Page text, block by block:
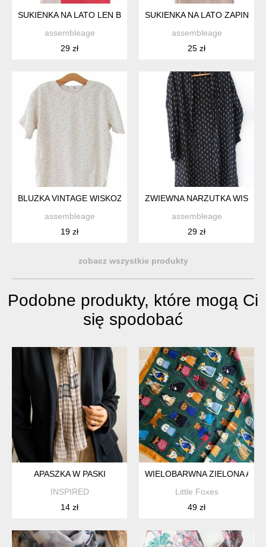
SUKIENKA NA LATO LEN BAWEŁNA BEZ RĘKAWÓW
assembleage
29 zł
SUKIENKA NA LATO
assembleage
25 zł
BLUZKA VINTAGE WISKOZA RAYON DELIKATNY WZÓR
assembleage
19 zł
ZWIEWNA NARZUTKA
assembleage
29 zł
zobacz wszystkie produkty
Podobne produkty, które mogą Ci
się spodobać
APASZKA W PASKI
INSPIRED
14 zł
WIELOBARWNA ZIELONA
Little Foxes
49 zł